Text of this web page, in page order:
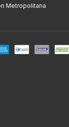
Metropolitana